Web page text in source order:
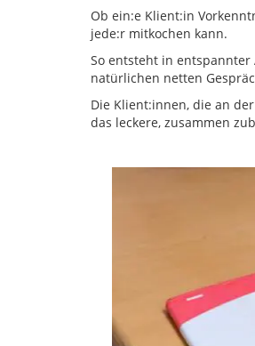
Ob ein:e Klient:in
jede:r mitkochen kann.
So entsteht in entspannter
natürlichen netten
Die Klient:innen, die an
das leckere, zusammen